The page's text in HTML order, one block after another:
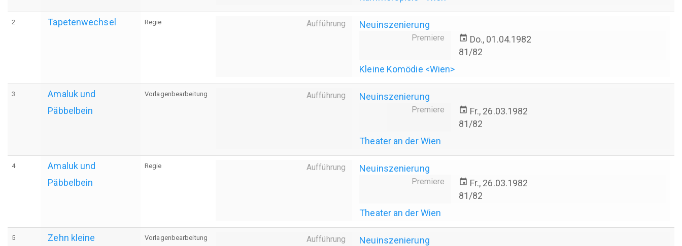
2 Tapetenwechsel Regie Aufführung Neuinszenierung
Premiere event Do., 01.04.1982
81/82
Kleine Komödie <Wien>
3
Amaluk und
Päbbelbein
Vorlagenbearbeitung Aufführung Neuinszenierung
Premiere event Fr., 26.03.1982
81/82
Theater an der Wien
4
Amaluk und
Päbbelbein
Regie Aufführung Neuinszenierung
Premiere event Fr., 26.03.1982
81/82
Theater an der Wien
5
Zehn kleine
Vorlagenbearbeitung Aufführung Neuinszenierung